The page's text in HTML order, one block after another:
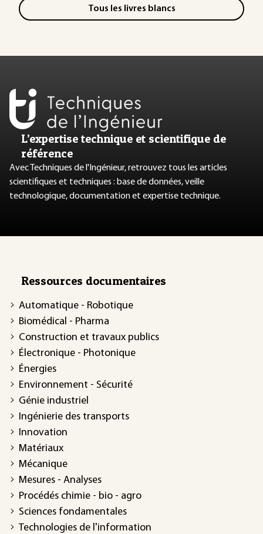
Tous les livres blancs
L’expertise technique et scientifique de
référence
Avec Techniques de l'Ingénieur, retrouvez tous les articles
scientifiques et techniques : base de données, veille
technologique, documentation et expertise technique.
Ressources documentaires
Automatique - Robotique
Biomédical - Pharma
Construction et travaux publics
Électronique - Photonique
Énergies
Environnement - Sécurité
Génie industriel
Ingénierie des transports
Innovation
Matériaux
Mécanique
Mesures - Analyses
Procédés chimie - bio - agro
Sciences fondamentales
Technologies de l'information